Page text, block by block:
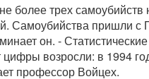
более трех
Самоубийства пришли
он. -
возросли: в 1994
профессор Войцех.